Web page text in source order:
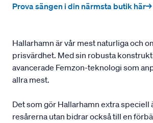
Prova sängen i din närmsta butik här→
Hallarhamn är vår mest naturliga och
prisvärdhet. Med sin robusta
avancerade Femzon-teknologi som
allra mest.
Det som gör Hallarhamn extra
resårerna utan bidrar också till en